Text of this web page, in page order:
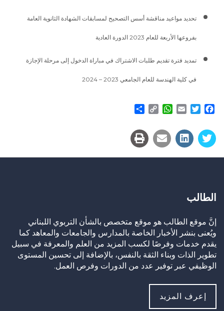
تحديد مواعيد مناقشة أسس التصحيح لمسابقات الشهادة الثانوية العامة
بفروعها الأربعة للعام 2023 الدورة العادية
تمديد فترة تقديم طلبات الاشتراك في مباراة الدخول إلى مرحلة الإجازة
في كلية الهندسة للعام الجامعي 2023 – 2024
Facebook
Twitter
Email
WhatsApp
Copy
الطالب
إنَّ موقع الطالب هو موقع متخصص بالشأن التربوي اللبناني
ويُعنى بنشر الأخبار الخاصة بالمدارس والجامعات والمعاهد كما
يقدم خدمات وفرصًا لكسب المزيد من العلم والمعرفة في سبيل
تطوير الذات وبناء الثقة بالنفس، بالإضافة إلى تحسين المستوى
الوظيفي عبر توفير عدد من الدورات وفرص العمل.
إعرف المزيد